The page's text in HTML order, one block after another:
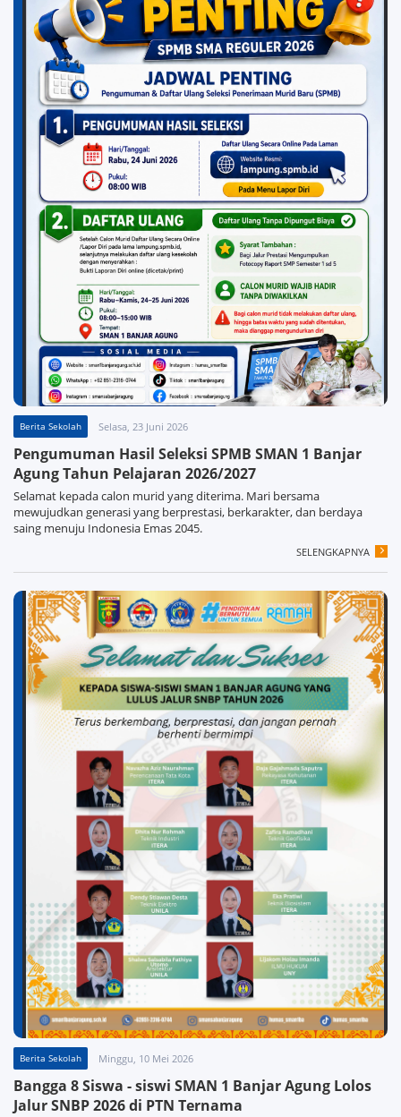
Berita Sekolah Selasa, 23 Juni 2026
Pengumuman Hasil Seleksi SPMB SMAN 1 Banjar
Agung Tahun Pelajaran 2026/2027
Selamat kepada calon murid yang diterima. Mari bersama
mewujudkan generasi yang berprestasi, berkarakter, dan berdaya
saing menuju Indonesia Emas 2045.
SELENGKAPNYA
Berita Sekolah Minggu, 10 Mei 2026
Bangga 8 Siswa - siswi SMAN 1 Banjar Agung Lolos
Jalur SNBP 2026 di PTN Ternama